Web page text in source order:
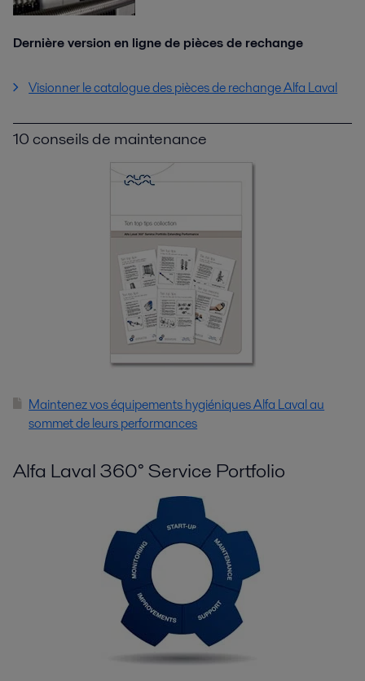
Dernière version en ligne de pièces de rechange
Visionner le catalogue des pièces de rechange Alfa Laval
10 conseils de maintenance
Maintenez vos équipements hygiéniques Alfa Laval au
sommet de leurs performances
Alfa Laval 360° Service Portfolio